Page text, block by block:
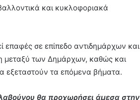
και κυκλοφοριακά
επαφές σε επίπεδο αντιδημάρχων και
μεταξύ των Δημάρχων, καθώς και
εξεταστούν τα επόμενα βήματα.
θα προχωρήσει άμεσα στην